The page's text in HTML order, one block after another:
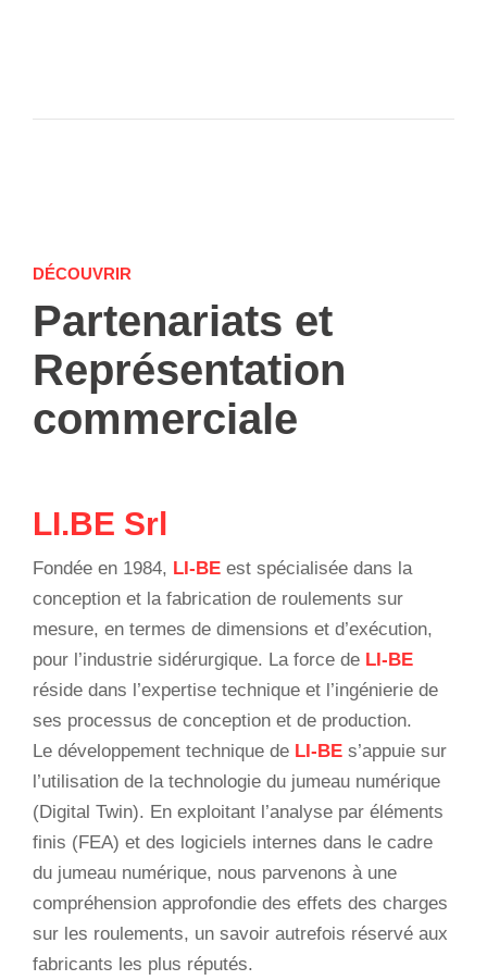
DÉCOUVRIR
Partenariats et
Représentation
commerciale
LI.BE Srl
Fondée en 1984, LI-BE est spécialisée dans la
conception et la fabrication de roulements sur
mesure, en termes de dimensions et d’exécution,
pour l’industrie sidérurgique. La force de LI-BE
réside dans l’expertise technique et l’ingénierie de
ses processus de conception et de production.
Le développement technique de LI-BE s’appuie sur
l’utilisation de la technologie du jumeau numérique
(Digital Twin). En exploitant l’analyse par éléments
finis (FEA) et des logiciels internes dans le cadre
du jumeau numérique, nous parvenons à une
compréhension approfondie des effets des charges
sur les roulements, un savoir autrefois réservé aux
fabricants les plus réputés.